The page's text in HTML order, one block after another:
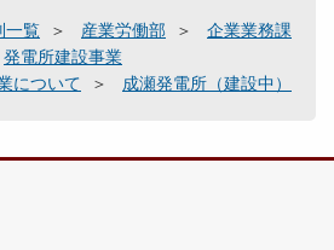
一覧 産業労働部
企業業務課
発電所建設事業
について
成瀬発電所（建設中）